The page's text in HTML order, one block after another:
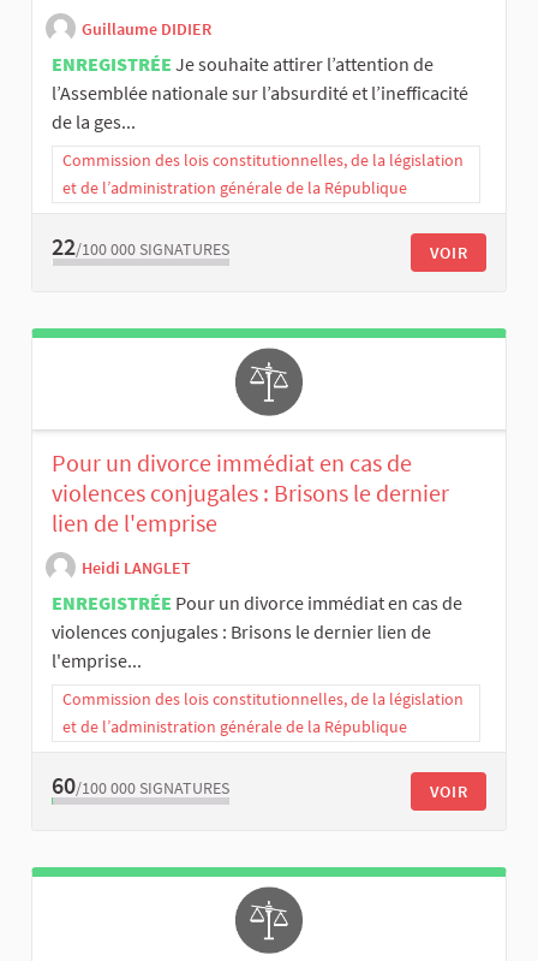
Guillaume DIDIER
ENREGISTRÉE Je souhaite attirer l’attention de
l’Assemblée nationale sur l’absurdité et l’inefficacité
de la ges...
Commission des lois constitutionnelles, de la législation
et de l’administration générale de la République
22/100 000 SIGNATURES VOIR
Pour un divorce immédiat en cas de
violences conjugales : Brisons le dernier
lien de l'emprise
Heidi LANGLET
ENREGISTRÉE Pour un divorce immédiat en cas de
violences conjugales : Brisons le dernier lien de
l'emprise ​...
Commission des lois constitutionnelles, de la législation
et de l’administration générale de la République
60/100 000 SIGNATURES VOIR